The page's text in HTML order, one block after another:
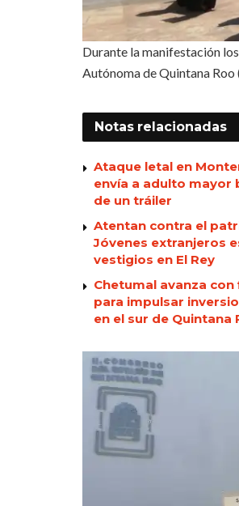
Durante la manifestación
Autónoma de Quintana
Notas relacionadas
Ataque letal en
envía a adulto mayor
de un tráiler
Atentan contra el
Jóvenes extranjeros
vestigios en El Rey
Chetumal avanza
para impulsar
en el sur de Quintana